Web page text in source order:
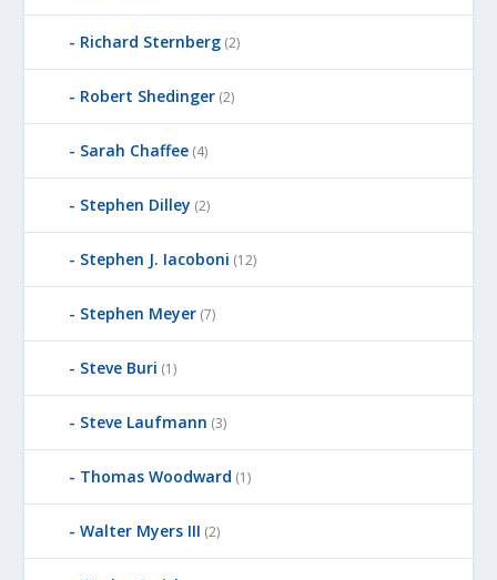
Richard Sternberg (2)
Robert Shedinger (2)
Sarah Chaffee (4)
Stephen Dilley (2)
Stephen J. Iacoboni (12)
Stephen Meyer (7)
Steve Buri (1)
Steve Laufmann (3)
Thomas Woodward (1)
Walter Myers III (2)